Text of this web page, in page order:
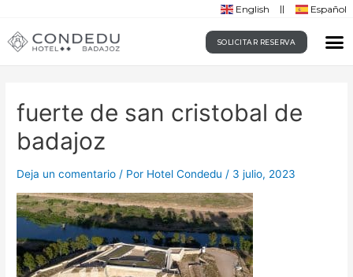
English Español
SOLICITAR RESERVA
fuerte de san cristobal de
badajoz
Deja un comentario / Por Hotel Condedu / 3 julio, 2023